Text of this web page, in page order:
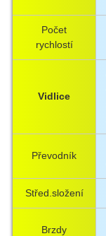
Počet
rychlostí
Vidlice
Převodník
Střed.složení
Brzdy